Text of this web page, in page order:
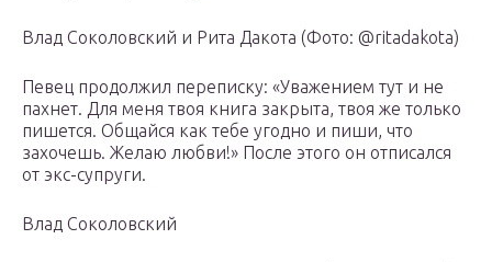
Влад Соколовский и Рита Дакота (Фото: @ritadakota)
Певец продолжил переписку: «Уважением тут и не
пахнет. Для меня твоя книга закрыта, твоя же только
пишется. Общайся как тебе угодно и пиши, что
захочешь. Желаю любви!» После этого он отписался
от экс-супруги.
Влад Соколовский